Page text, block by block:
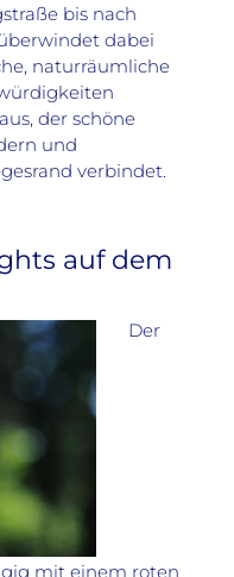
bis nach
dabei
naturräumliche
der schöne
und
verbindet.
auf dem
Der
mit einem roten